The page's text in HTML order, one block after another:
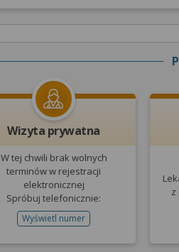
Wizyta prywatna
W tej chwili brak wolnych
terminów w rejestracji
elektronicznej
Spróbuj telefonicznie:
Wyświetl numertelefonu do rejestracji
z